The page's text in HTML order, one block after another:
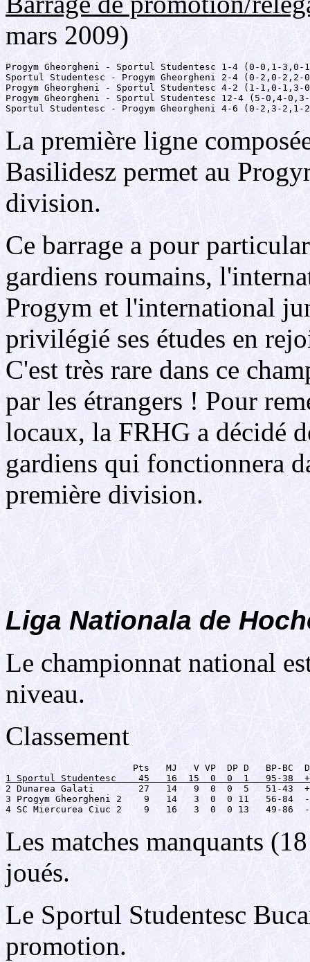
mars 2009)
Progym Gheorgheni - Sportul Studentesc 1-4 (0-0,1-3,0-
Sportul Studentesc - Progym Gheorgheni 2-4 (0-2,0-2,2-
Progym Gheorgheni - Sportul Studentesc 4-2 (1-1,0-1,3-
Progym Gheorgheni - Sportul Studentesc 12-4 (5-0,4-
Sportul Studentesc - Progym Gheorgheni 4-6 (0-2,3-2,1-
La première ligne
Basilidesz permet au
division.
Ce barrage a pour
gardiens roumains,
Progym et l'international
privilégié ses études en
C'est très rare dans ce
par les étrangers ! Pour
locaux, la FRHG a décidé
gardiens qui fonctionnera
première division.
Liga Nationala de
Le championnat national
niveau.
Classement
1 Sportul Studentesc    45   16  15  0  0  1   95-38
2 Dunarea Galati        27   14   9  0  0  5   51-43
3 Progym Gheorgheni 2    9   14   3  0  0 11   56-84  -
4 SC Miercurea Ciuc 2    9   16   3  0  0 13   49-86  -
Les matches manquants
joués.
Le Sportul Studentesc
promotion.